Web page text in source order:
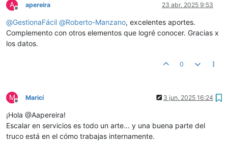
A
Desconectado
apereira 23 abr. 2025 9:53
@GestionaFácil @Roberto-Manzano, excelentes aportes.
Complemento con otros elementos que logré conocer. Gracias x
los datos.
0
M
Desconectado
Maricí 3 jun. 2025 16:24
¡Hola @Aapereira!
Escalar en servicios es todo un arte... y una buena parte del
truco está en el cómo trabajas internamente.